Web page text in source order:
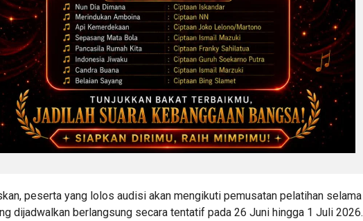
peserta yang lolos audisi akan mengikuti pemusatan pelatihan selama
dijadwalkan berlangsung secara tentatif pada 26 Juni hingga 1 Juli 2026.